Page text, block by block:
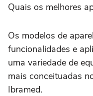
Quais os melhores
Os modelos de
funcionalidades e
uma variedade de
mais conceituadas
Ibramed.